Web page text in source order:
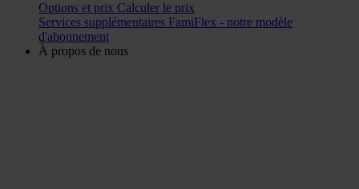
Options et prix Calculer le prix
Services supplémentaires FamiFlex - notre modèle
d'abonnement
À propos de nous